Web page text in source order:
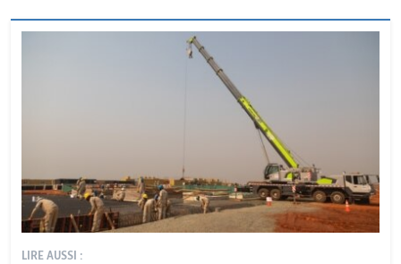
LIRE AUSSI :